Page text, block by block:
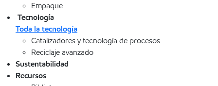
Empaque
Tecnología
Toda la tecnología
Catalizadores y tecnología de procesos
Reciclaje avanzado
Sustentabilidad
Recursos